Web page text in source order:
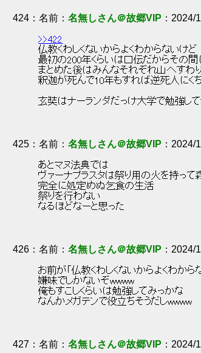
424 ： 名無しさん＠故郷VIP 2024/
>>422
仏教くわしくないからよくわからないけど
最初の200年くらいは口伝だからその間
まとめた後はみんなそれぞれ山へすわ
釈迦が死んで10年もすれば逆死人にく
玄奘はナーランダだっけ大学で勉強し
425 ： 名無しさん＠故郷VIP 2024/
あとマヌ法典では
ヴァーナプラスタは祭り用の火を持っ
完全に処定めぬ乞食の生活
祭りを行わない
なるほどなーと思った
426 ： 名無しさん＠故郷VIP 2024/
お前が「仏教くわしくないからよくわから
嫌味でしかないぞwwww
俺もすこしくらいは勉強してみっかな
なんかメガテンで役立ちそうだしwwww
427 ： 名無しさん＠故郷VIP 2024/